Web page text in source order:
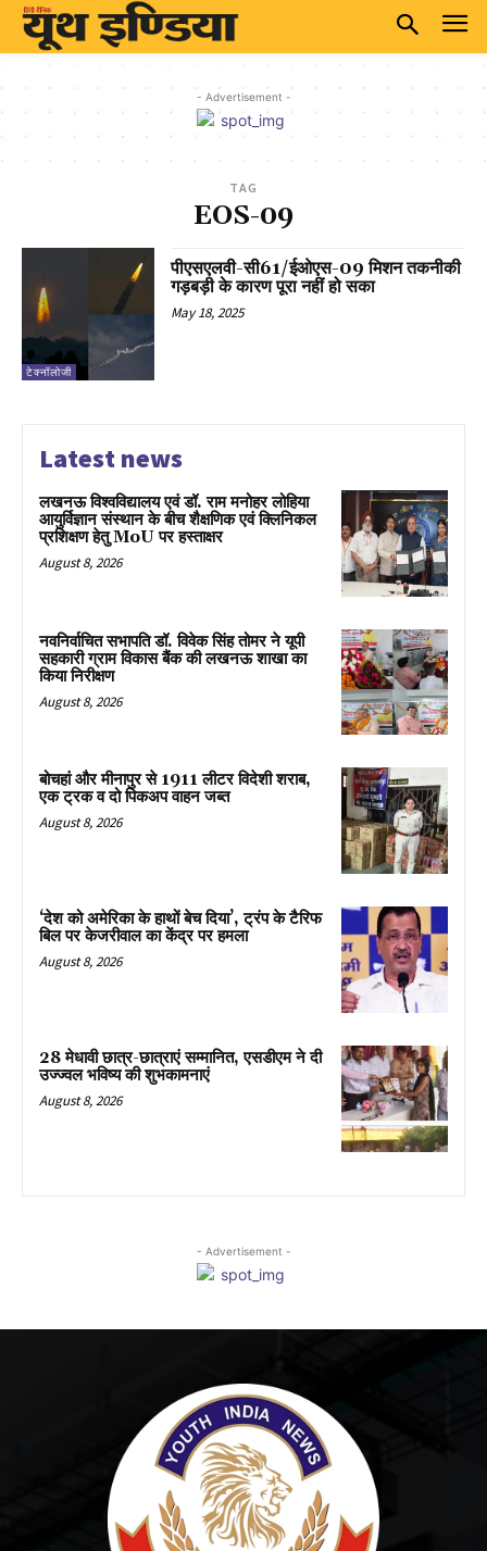
- Advertisement -
TAG
EOS-09
टेक्नॉलोजी
पीएसएलवी-सी61/ईओएस-09 मिशन तकनीकी
गड़बड़ी के कारण पूरा नहीं हो सका
May 18, 2025
Latest news
लखनऊ विश्वविद्यालय एवं डॉ. राम मनोहर लोहिया
आयुर्विज्ञान संस्थान के बीच शैक्षणिक एवं क्लिनिकल
प्रशिक्षण हेतु MoU पर हस्ताक्षर
August 8, 2026
नवनिर्वाचित सभापति डॉ. विवेक सिंह तोमर ने यूपी
सहकारी ग्राम विकास बैंक की लखनऊ शाखा का
किया निरीक्षण
August 8, 2026
बोचहां और मीनापुर से 1911 लीटर विदेशी शराब,
एक ट्रक व दो पिकअप वाहन जब्त
August 8, 2026
‘देश को अमेरिका के हाथों बेच दिया’, ट्रंप के टैरिफ
बिल पर केजरीवाल का केंद्र पर हमला
August 8, 2026
28 मेधावी छात्र-छात्राएं सम्मानित, एसडीएम ने दी
उज्ज्वल भविष्य की शुभकामनाएं
August 8, 2026
- Advertisement -